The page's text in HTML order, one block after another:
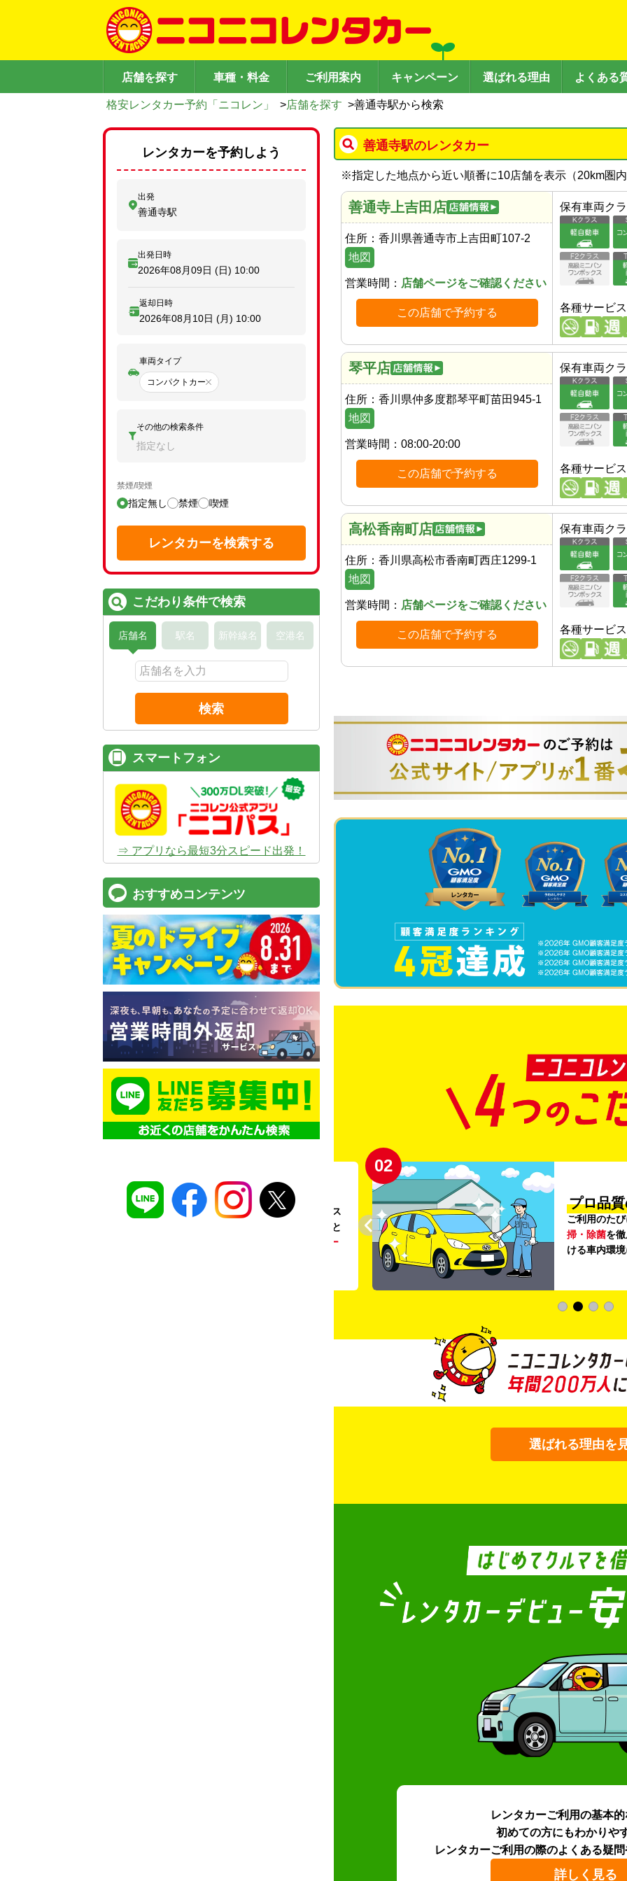
店舗を探す 車種・料金 ご利用案内 キャンペーン 選ばれる理由 よくある
格安レンタカー予約「ニコレン」 >店舗を探す >善通寺駅から検索
善通寺駅のレンタカー
※指定した地点から近い順番に10店舗を表示（20km圏
善通寺上吉田店
住所： 香川県善通寺市上吉田町107-2
地図
営業時間： 店舗ページをご確認ください
この店舗で予約する
保有車両ク
各種サービス
琴平店
住所： 香川県仲多度郡琴平町苗田945-1
地図
営業時間： 08:00-20:00
この店舗で予約する
保有車両ク
各種サービス
高松香南町店
住所： 香川県高松市香南町西庄1299-1
地図
営業時間： 店舗ページをご確認ください
この店舗で予約する
保有車両ク
各種サービス
コスパ最強！ 12時間 2,525円〜
安さのヒミツは、ムダのない仕組み。ガソリンス
タンドや整備工場の既存インフラを活用すること
リー
02
プロ品
ご利用のた
掃・除菌を
ける車内環
選ばれる理由を
レンタカーご利用の基本
初めての方にもわかりや
レンタカーご利用の際のよくある疑問
詳しく見る
レンタカーを予約しよう
出発
善通寺駅
出発日時
2026年08月09日 (日) 10:00
返却日時
2026年08月10日 (月) 10:00
車両タイプ
コンパクトカー
その他の検索条件
指定なし
禁煙/喫煙
指定無し 禁煙 喫煙
レンタカーを検索する
こだわり条件で検索
店舗名 駅名 新幹線名 空港名
検索
スマートフォン
⇒ アプリなら最短3分スピード出発！
おすすめコンテンツ